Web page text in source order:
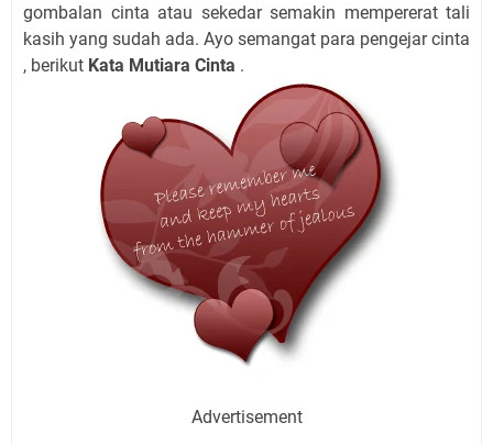
gombalan cinta atau sekedar semakin mempererat tali
kasih yang sudah ada. Ayo semangat para pengejar cinta
, berikut Kata Mutiara Cinta .
Advertisement